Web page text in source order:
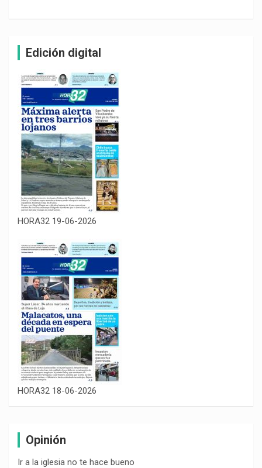
Edición digital
HORA32 19-06-2026
HORA32 18-06-2026
Opinión
Ir a la iglesia no te hace bueno